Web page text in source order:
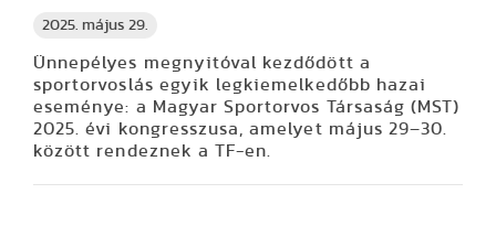
2025. május 29.
Ünnepélyes megnyitóval kezdődött a
sportorvoslás egyik legkiemelkedőbb hazai
eseménye: a Magyar Sportorvos Társaság (MST)
2025. évi kongresszusa, amelyet május 29–30.
között rendeznek a TF-en.